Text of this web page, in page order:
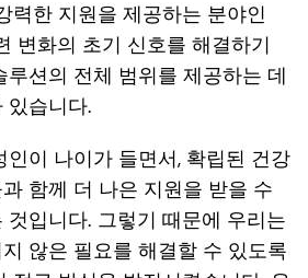
한 지원을 제공하는 분야인
변화의 초기 신호를 해결하기
루션의 전체 범위를 제공하는 데
있습니다.
인이 나이가 들면서, 확립된 건강
함께 더 나은 지원을 받을 수
것입니다. 그렇기 때문에 우리는
않은 필요를 해결할 수 있도록